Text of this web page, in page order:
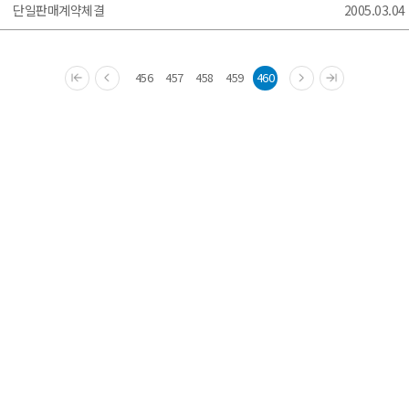
단일판매계약체결 2005.03.04
456 457 458 459 460